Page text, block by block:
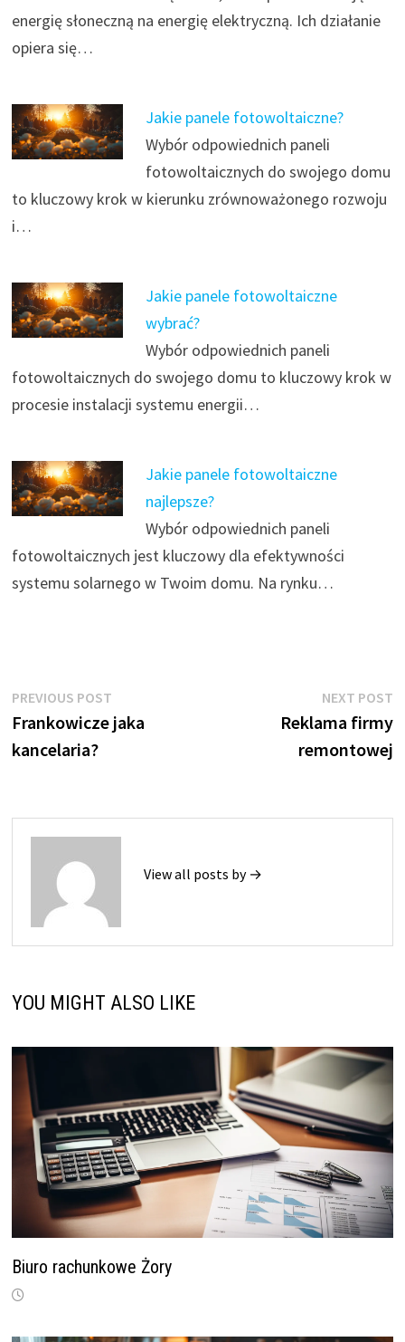
energię słoneczną na energię elektryczną. Ich działanie
opiera się…
Jakie panele fotowoltaiczne?
Wybór odpowiednich paneli
fotowoltaicznych do swojego domu
to kluczowy krok w kierunku zrównoważonego rozwoju
i…
Jakie panele fotowoltaiczne
wybrać?
Wybór odpowiednich paneli
fotowoltaicznych do swojego domu to kluczowy krok w
procesie instalacji systemu energii…
Jakie panele fotowoltaiczne
najlepsze?
Wybór odpowiednich paneli
fotowoltaicznych jest kluczowy dla efektywności
systemu solarnego w Twoim domu. Na rynku…
Nawigacja
wpisu
PREVIOUS POSTPrevious
post:
Frankowicze jaka
kancelaria?
NEXT POST
Reklama firmy
remontowej
View all posts by →
YOU MIGHT ALSO LIKE
Biuro rachunkowe Żory